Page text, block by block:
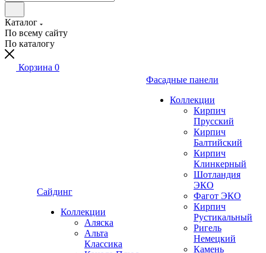
Каталог
По всему сайту
По каталогу
Корзина 0
Сайдинг
Коллекции
Аляска
Альта
Классика
Фасадные панели
Коллекции
Кирпич
Прусский
Кирпич
Балтийский
Кирпич
Клинкерный
Шотландия
ЭКО
Фагот ЭКО
Кирпич
Рустикальный
Ригель
Немецкий
Камень